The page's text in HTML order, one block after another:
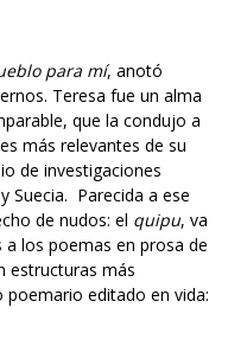
para mí, anotó
Teresa fue un alma
que la condujo a
más relevantes de su
de investigaciones
Suecia. Parecida a ese
de nudos: el quipu, va
los poemas en prosa de
estructuras más
editado en vida: